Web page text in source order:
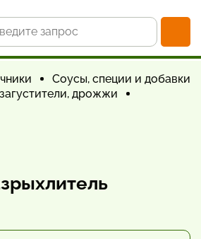
Соусы, специи и добавки
дрожжи